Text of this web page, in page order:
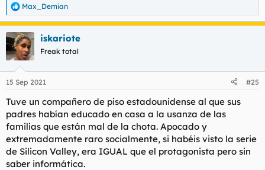
R
e
a
c
c
i
e
:
Max_Demian
iskariote
Freak total
15 Sep 2021 #25
Tuve un compañero de piso estadounidense al que sus
padres habían educado en casa a la usanza de las
familias que están mal de la chota. Apocado y
extremadamente raro socialmente, si habéis visto la serie
de Silicon Valley, era IGUAL que el protagonista pero sin
saber informática.